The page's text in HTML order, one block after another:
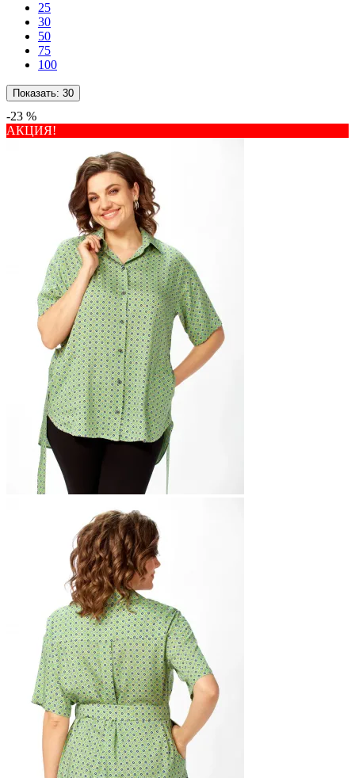
25
30
50
75
100
Показать: 30
-23 %
АКЦИЯ!